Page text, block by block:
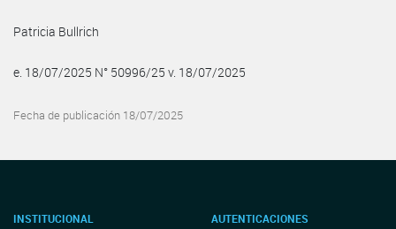
Patricia Bullrich
e. 18/07/2025 N° 50996/25 v. 18/07/2025
Fecha de publicación 18/07/2025
INSTITUCIONAL AUTENTICACIONES